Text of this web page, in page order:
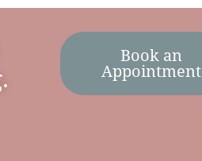
Book an
Appointment